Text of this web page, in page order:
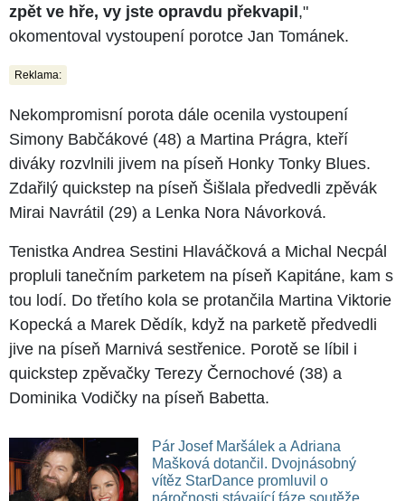
zpět ve hře, vy jste opravdu překvapil,"
okomentoval vystoupení porotce Jan Tománek.
Reklama:
Nekompromisní porota dále ocenila vystoupení
Simony Babčákové (48) a Martina Prágra, kteří
diváky rozvlnili jivem na píseň Honky Tonky Blues.
Zdařilý quickstep na píseň Šišlala předvedli zpěvák
Mirai Navrátil (29) a Lenka Nora Návorková.
Tenistka Andrea Sestini Hlaváčková a Michal Necpál
propluli tanečním parketem na píseň Kapitáne, kam s
tou lodí. Do třetího kola se protančila Martina Viktorie
Kopecká a Marek Dědík, když na parketě předvedli
jive na píseň Marnivá sestřenice. Porotě se líbil i
quickstep zpěvačky Terezy Černochové (38) a
Dominika Vodičky na píseň Babetta.
Pár Josef Maršálek a Adriana
Mašková dotančil. Dvojnásobný
vítěz StarDance promluvil o
náročnosti stávající fáze soutěže